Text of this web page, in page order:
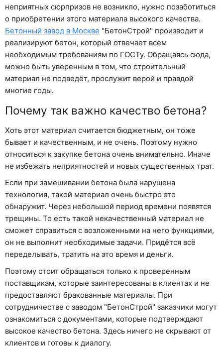
неприятных сюрпризов не возникло, нужно позаботиться
о приобретении этого материала высокого качества.
Бетонный завод в Москве "БетонСтрой" производит и
реализируют бетон, который отвечает всем
необходимым требованиям по ГОСТу. Обращаясь сюда,
можно быть уверенным в том, что строительный
материал не подведёт, прослужит верой и правдой
многие годы.
Почему так важно качество бетона?
Хоть этот материал считается бюджетным, он тоже
бывает и качественным, и не очень. Поэтому нужно
относиться к закупке бетона очень внимательно. Иначе
не избежать неприятностей и новых существенных трат.
Если при замешивании бетона была нарушена
технология, такой материал очень быстро это
обнаружит. Через небольшой период времени появятся
трещины. То есть такой некачественный материал не
сможет справиться с возложенными на него функциями,
он не выполнит необходимые задачи. Придётся всё
переделывать, тратить на это время и деньги.
Поэтому стоит обращаться только к проверенным
поставщикам, которые заинтересованы в клиентах и не
предоставляют бракованные материалы. При
сотрудничестве с заводом "БетонСтрой" заказчики могут
ознакомиться с документами, которые подтверждают
высокое качество бетона. Здесь ничего не скрывают от
клиентов и готовы к диалогу.